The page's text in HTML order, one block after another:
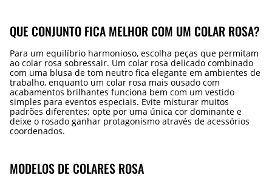
QUE CONJUNTO FICA MELHOR COM UM COLAR ROSA?
Para um equilíbrio harmonioso, escolha peças que permitam
ao colar rosa sobressair. Um colar rosa delicado combinado
com uma blusa de tom neutro fica elegante em ambientes de
trabalho, enquanto um colar rosa mais ousado com
acabamentos brilhantes funciona bem com um vestido
simples para eventos especiais. Evite misturar muitos
padrões diferentes; opte por uma única cor dominante e
deixe o rosado ganhar protagonismo através de acessórios
coordenados.
MODELOS DE COLARES ROSA